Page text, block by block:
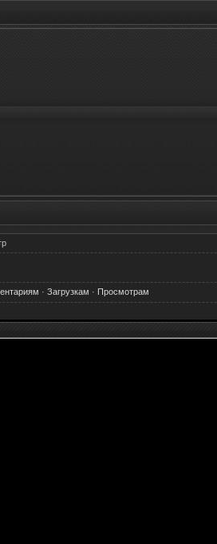
· Загрузкам · Просмотрам